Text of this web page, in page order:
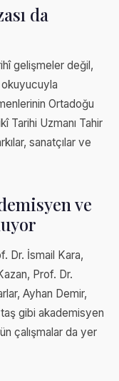
da
gelişmeler değil,
okuyucuyla
Ortadoğu
Tarihi Uzmanı Tahir
sanatçılar ve
ve
Dr. İsmail Kara,
Prof. Dr.
Ayhan Demir,
gibi akademisyen
çalışmalar da yer